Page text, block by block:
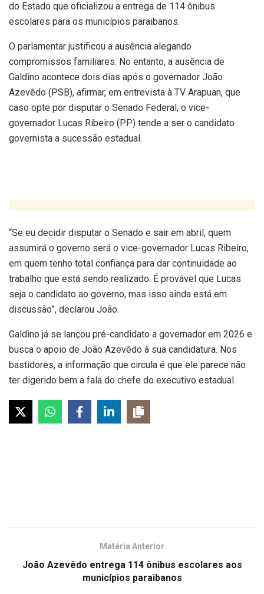
do Estado que oficializou a entrega de 114 ônibus
escolares para os municípios paraibanos.
O parlamentar justificou a ausência alegando
compromissos familiares. No entanto, a ausência de
Galdino acontece dois dias após o governador João
Azevêdo (PSB), afirmar, em entrevista à TV Arapuan, que
caso opte por disputar o Senado Federal, o vice-
governador Lucas Ribeiro (PP) tende a ser o candidato
governista a sucessão estadual.
“Se eu decidir disputar o Senado e sair em abril, quem
assumirá o governo será o vice-governador Lucas Ribeiro,
em quem tenho total confiança para dar continuidade ao
trabalho que está sendo realizado. É provável que Lucas
seja o candidato ao governo, mas isso ainda está em
discussão”, declarou João.
Galdino já se lançou pré-candidato a governador em 2026 e
busca o apoio de João Azevêdo à sua candidatura. Nos
bastidores, a informação que circula é que ele parece não
ter digerido bem a fala do chefe do executivo estadual.
Matéria Anterior
João Azevêdo entrega 114 ônibus escolares aos
municípios paraibanos